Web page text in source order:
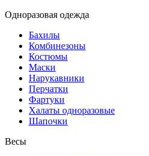
Одноразовая одежда
Бахилы
Комбинезоны
Костюмы
Маски
Нарукавники
Перчатки
Фартуки
Халаты одноразовые
Шапочки
Весы